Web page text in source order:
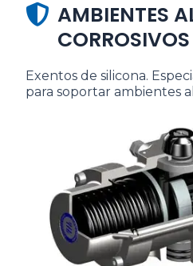
AMBIENTES
CORROSIVOS
Exentos de silicona.
para soportar ambientes